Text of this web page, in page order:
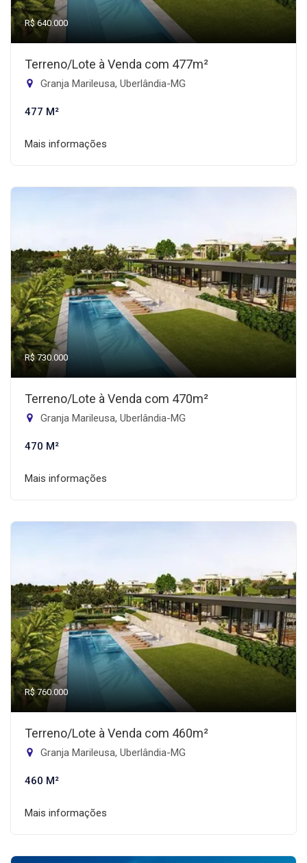
R$ 640.000
Terreno/Lote à Venda com 477m²
Granja Marileusa, Uberlândia-MG
477 M²
Mais informações
R$ 730.000
Terreno/Lote à Venda com 470m²
Granja Marileusa, Uberlândia-MG
470 M²
Mais informações
R$ 760.000
Terreno/Lote à Venda com 460m²
Granja Marileusa, Uberlândia-MG
460 M²
Mais informações